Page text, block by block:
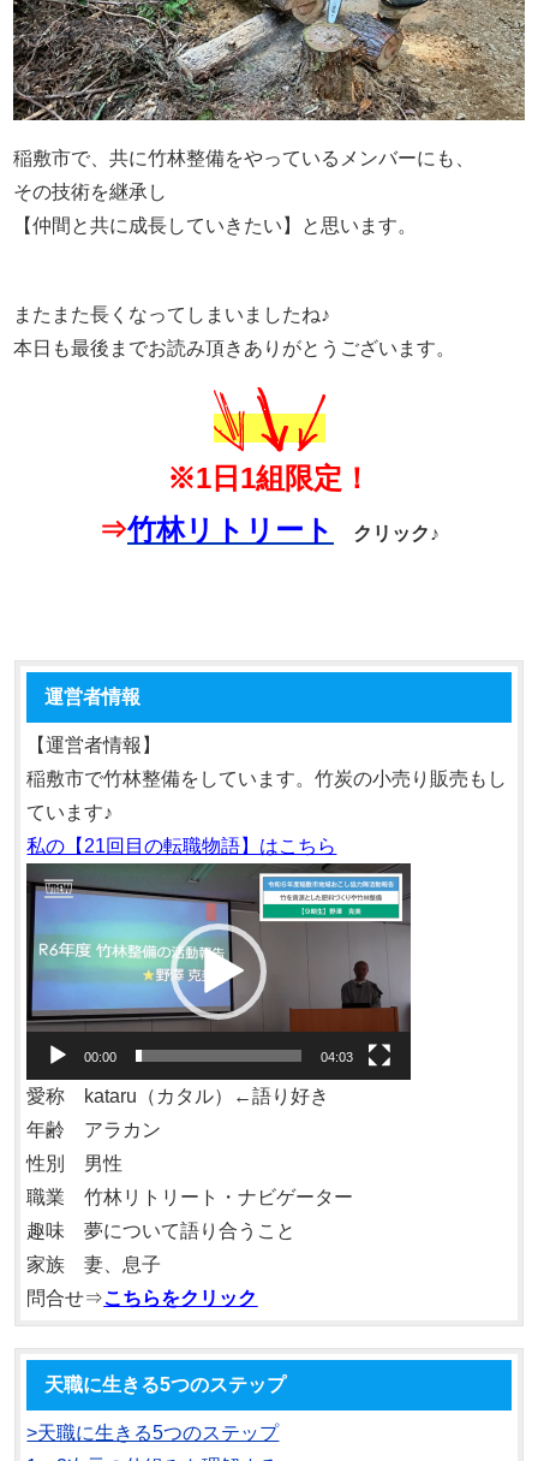
稲敷市で、共に竹林整備をやっているメンバーにも、
その技術を継承し
【仲間と共に成長していきたい】と思います。
またまた長くなってしまいましたね♪
本日も最後までお読み頂きありがとうございます。
※1日1組限定！
⇒竹林リトリート クリック♪
運営者情報
【運営者情報】
稲敷市で竹林整備をしています。竹炭の小売り販売もし
ています♪
私の【21回目の転職物語】はこちら
画
プ
レ
ー
ヤ
ー
00:00 04:03
愛称 kataru（カタル）←語り好き
年齢 アラカン
性別 男性
職業 竹林リトリート・ナビゲーター
趣味 夢について語り合うこと
家族 妻、息子
問合せ⇒こちらをクリック
天職に生きる5つのステップ
>天職に生きる5つのステップ